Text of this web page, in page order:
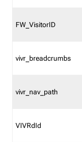
FW_VisitorID
vivr_breadcrumbs
vivr_nav_path
VIVRdId